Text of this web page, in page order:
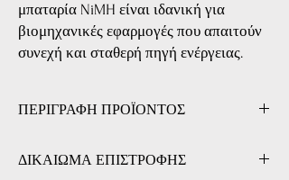
μπαταρία NiMH είναι ιδανική για
βιομηχανικές εφαρμογές που απαιτούν
συνεχή και σταθερή πηγή ενέργειας.
ΠΕΡΙΓΡΑΦΗ ΠΡΟΪΟΝΤΟΣ
Μάρκα:FDK
ΔΙΚΑΙΩΜΑ ΕΠΙΣΤΡΟΦΗΣ